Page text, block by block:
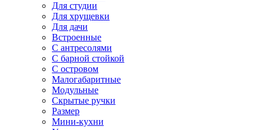
Для студии
Для хрущевки
Для дачи
Встроенные
С антресолями
С барной стойкой
С островом
Малогабаритные
Модульные
Скрытые ручки
Размер
Мини-кухни